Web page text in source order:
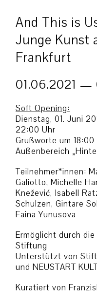
And This is
Junge Kunst
Frankfurt
01.06.2021 —
Soft Opening:
Dienstag, 01. Juni
22:00 Uhr
Grußworte um 18:00
Außenbereich
Teilnehmer*innen:
Galiotto, Michelle
Knežević, Isabell
Schulzen, Gintare
Faina Yunusova
Ermöglicht durch
Stiftung
Unterstützt von
und NEUSTART
Kuratiert von